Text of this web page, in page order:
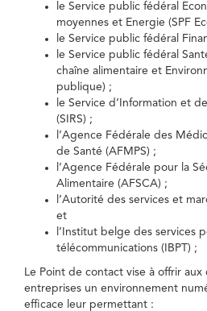
le Service public fédéral
moyennes et Energie (SPF
le Service public fédéral
le Service public fédéral
chaîne alimentaire et
publique) ;
le Service d’Information et
(SIRS) ;
l’Agence Fédérale des
de Santé (AFMPS) ;
l’Agence Fédérale pour la
Alimentaire (AFSCA) ;
l’Autorité des services et
et
l’Institut belge des services
télécommunications (IBPT) ;
Le Point de contact vise à offrir
entreprises un environnement
efficace leur permettant :